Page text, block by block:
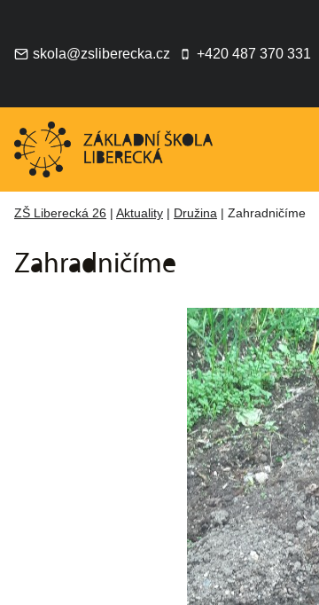
obsahskola@zsliberecka.cz +420 487 370 331
ZŠ Liberecká 26 Aktuality Družina Zahradničíme
Zahradničíme